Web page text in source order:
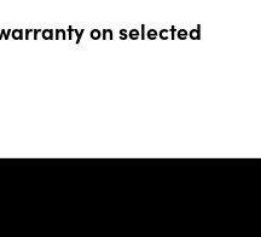
on selected